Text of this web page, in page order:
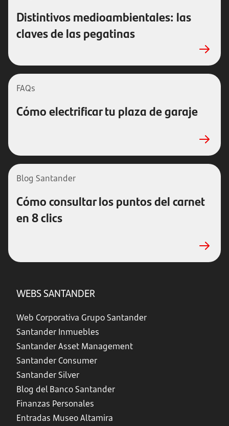
Distintivos medioambientales: las
claves de las pegatinas
FAQs
Cómo electrificar tu plaza de garaje
Blog Santander
Cómo consultar los puntos del carnet
en 8 clics
WEBS SANTANDER
Web Corporativa Grupo Santander
Santander Inmuebles
Santander Asset Management
Santander Consumer
Santander Silver
Blog del Banco Santander
Finanzas Personales
Entradas Museo Altamira